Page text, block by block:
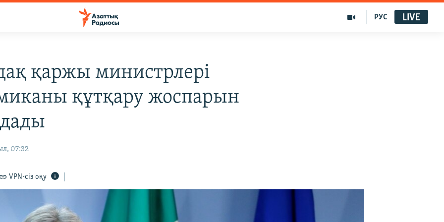
РУС LIVE
қаржы министрлері
құтқару жоспарын
07:32
VPN-сіз оқу